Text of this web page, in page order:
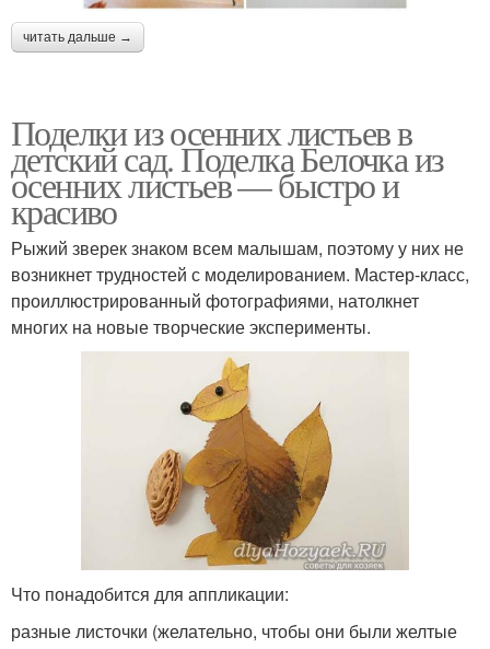
читать дальше →
Поделки из осенних листьев в
детский сад. Поделка Белочка из
осенних листьев — быстро и
красиво
Рыжий зверек знаком всем малышам, поэтому у них не
возникнет трудностей с моделированием. Мастер-класс,
проиллюстрированный фотографиями, натолкнет
многих на новые творческие эксперименты.
Что понадобится для аппликации:
разные листочки (желательно, чтобы они были желтые